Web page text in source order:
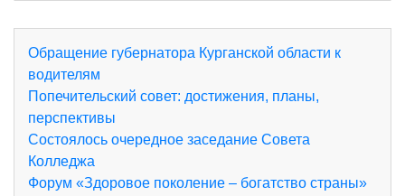
Обращение губернатора Курганской области к
водителям
Попечительский совет: достижения, планы,
перспективы
Состоялось очередное заседание Совета
Колледжа
Форум «Здоровое поколение – богатство страны»